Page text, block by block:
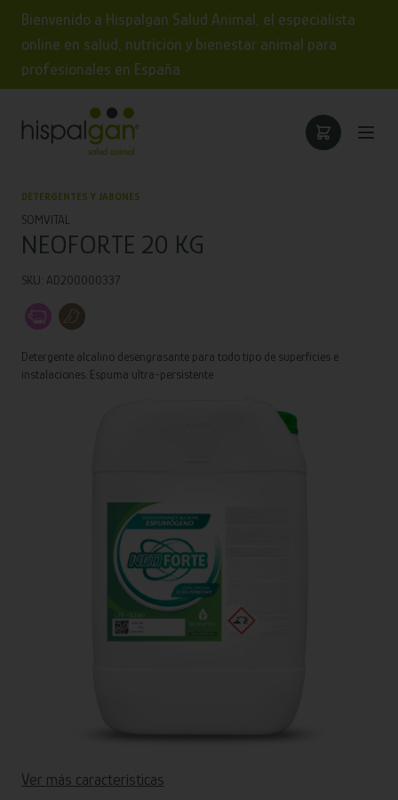
Bienvenido a Hispalgan Salud Animal, el especialista
online en salud, nutrición y bienestar animal para
profesionales en España
DETERGENTES Y JABONES
SOMVITAL
NEOFORTE 20 KG
SKU: AD200000337
Detergente alcalino desengrasante para todo tipo de superficies e
instalaciones. Espuma ultra-persistente
Ver más características